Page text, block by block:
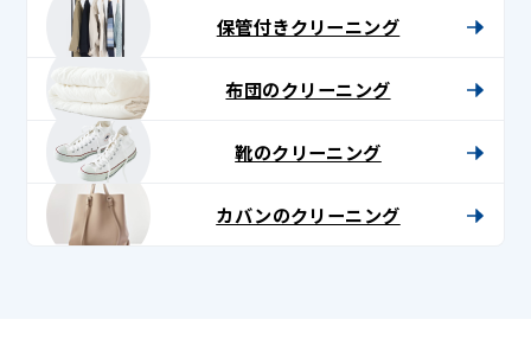
保管付きクリーニング
布団のクリーニング
靴のクリーニング
カバンのクリーニング